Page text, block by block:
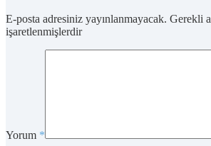
E-posta adresiniz yayınlanmayacak. Gerekli
işaretlenmişlerdir
Yorum *